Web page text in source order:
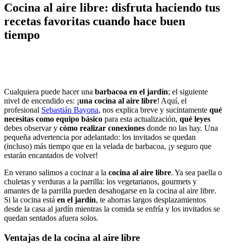
Cocina al aire libre: disfruta haciendo tus
recetas favoritas cuando hace buen
tiempo
Cualquiera puede hacer una barbacoa en el jardín; el siguiente
nivel de encendido es: ¡una cocina al aire libre! Aquí, el
profesional Sebastián Bayona, nos explica breve y sucintamente qué
necesitas como equipo básico para esta actualización, qué leyes
debes observar y cómo realizar conexiones donde no las hay. Una
pequeña advertencia por adelantado: los invitados se quedan
(incluso) más tiempo que en la velada de barbacoa, ¡y seguro que
estarán encantados de volver!
En verano salimos a cocinar a la cocina al aire libre. Ya sea paella o
chuletas y verduras a la parrilla: los vegetarianos, gourmets y
amantes de la parrilla pueden desahogarse en la cocina al aire libre.
Si la cocina está en el jardín, te ahorras largos desplazamientos
desde la casa al jardín mientras la comida se enfría y los invitados se
quedan sentados afuera solos.
Ventajas de la cocina al aire libre